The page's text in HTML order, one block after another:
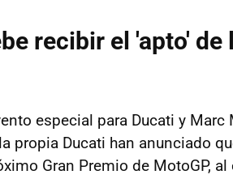
recibir el 'apto'
especial para Ducati y Marc
propia Ducati han anunciado
Gran Premio de MotoGP, al